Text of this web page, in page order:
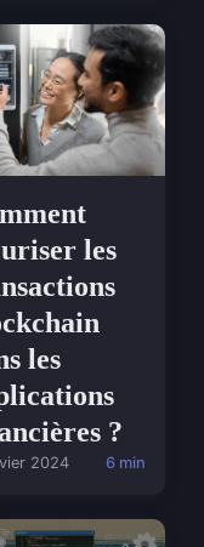
les
les
?
2024 6 min